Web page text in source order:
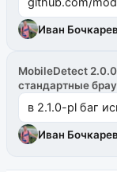
github.com/
в б...
Иван Бочкарев
MobileDetect
стандартные
в 2.1.0-pl баг
Иван Бочкарев